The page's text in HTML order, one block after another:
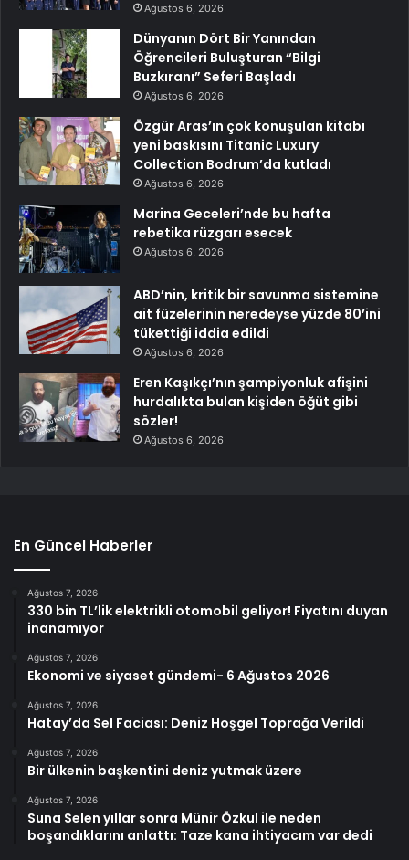
Ağustos 6, 2026
Dünyanın Dört Bir Yanından
Öğrencileri Buluşturan “Bilgi
Buzkıranı” Seferi Başladı
Ağustos 6, 2026
Özgür Aras’ın çok konuşulan kitabı
yeni baskısını Titanic Luxury
Collection Bodrum’da kutladı
Ağustos 6, 2026
Marina Geceleri’nde bu hafta
rebetika rüzgarı esecek
Ağustos 6, 2026
ABD’nin, kritik bir savunma sistemine
ait füzelerinin neredeyse yüzde 80’ini
tükettiği iddia edildi
Ağustos 6, 2026
Eren Kaşıkçı’nın şampiyonluk afişini
hurdalıkta bulan kişiden öğüt gibi
sözler!
Ağustos 6, 2026
En Güncel Haberler
Ağustos 7, 2026
330 bin TL’lik elektrikli otomobil geliyor! Fiyatını duyan
inanamıyor
Ağustos 7, 2026
Ekonomi ve siyaset gündemi- 6 Ağustos 2026
Ağustos 7, 2026
Hatay’da Sel Faciası: Deniz Hoşgel Toprağa Verildi
Ağustos 7, 2026
Bir ülkenin başkentini deniz yutmak üzere
Ağustos 7, 2026
Suna Selen yıllar sonra Münir Özkul ile neden
boşandıklarını anlattı: Taze kana ihtiyacım var dedi